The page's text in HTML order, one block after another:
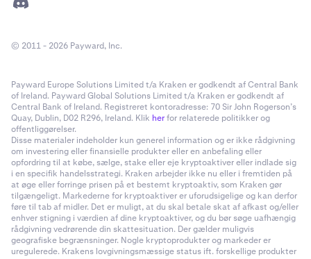
© 2011 - 2026 Payward, Inc.
Payward Europe Solutions Limited t/a Kraken er godkendt af Central Bank
of Ireland. Payward Global Solutions Limited t/a Kraken er godkendt af
Central Bank of Ireland. Registreret kontoradresse: 70 Sir John Rogerson’s
Quay, Dublin, D02 R296, Ireland. Klik herfor relaterede politikker og
offentliggørelser.
Disse materialer indeholder kun generel information og er ikke rådgivning
om investering eller finansielle produkter eller en anbefaling eller
opfordring til at købe, sælge, stake eller eje kryptoaktiver eller indlade sig
i en specifik handelsstrategi. Kraken arbejder ikke nu eller i fremtiden på
at øge eller forringe prisen på et bestemt kryptoaktiv, som Kraken gør
tilgængeligt. Markederne for kryptoaktiver er uforudsigelige og kan derfor
føre til tab af midler. Det er muligt, at du skal betale skat af afkast og/eller
enhver stigning i værdien af dine kryptoaktiver, og du bør søge uafhængig
rådgivning vedrørende din skattesituation. Der gælder muligvis
geografiske begrænsninger. Nogle kryptoprodukter og markeder er
uregulerede. Krakens lovgivningsmæssige status ift. forskellige produkter